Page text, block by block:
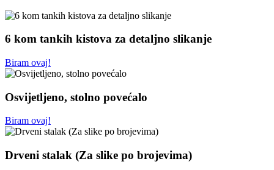
6 kom tankih kistova za detaljno slikanje
Biram ovaj!
Osvijetljeno, stolno povećalo
Biram ovaj!
Drveni stalak (Za slike po brojevima)